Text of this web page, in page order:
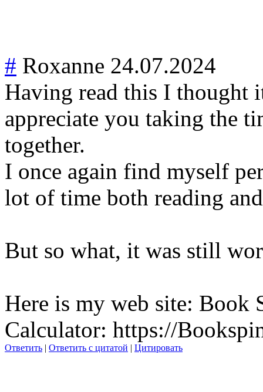
# Roxanne 24.07.2024
Having read this I thought
appreciate you taking the
together.
I once again find myself
lot of time both reading
But so what, it was still
Here is my web site: Book
Calculator: https://
Ответить | Ответить с цитатой | Цитировать